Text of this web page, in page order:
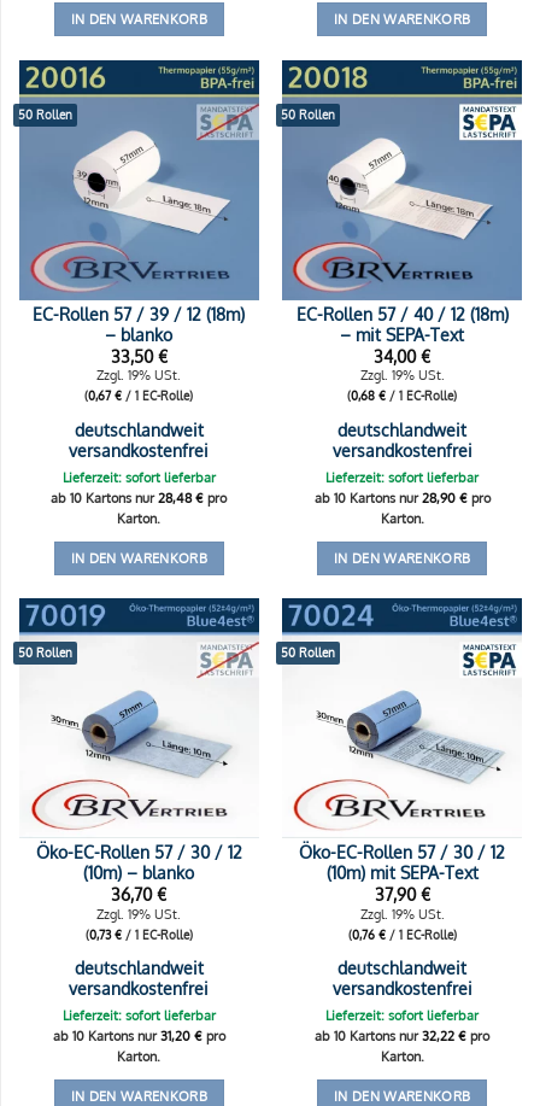
IN DEN WARENKORB IN DEN WARENKORB
50 Rollen
EC-Rollen 57 / 39 / 12 (18m)
– blanko
33,50€
Zzgl. 19% USt.
(0,67€ / 1 EC-Rolle)
deutschlandweit
versandkostenfrei
Lieferzeit: sofort lieferbar
ab 10 Kartons nur28,48€ pro
Karton.
IN DEN WARENKORB
50 Rollen
EC-Rollen 57 / 40 / 12 (18m)
– mit SEPA-Text
34,00€
Zzgl. 19% USt.
(0,68€ / 1 EC-Rolle)
deutschlandweit
versandkostenfrei
Lieferzeit: sofort lieferbar
ab 10 Kartons nur28,90 €pro
Karton.
IN DEN WARENKORB
50 Rollen
Öko-EC-Rollen 57 / 30 / 12
(10m) – blanko
36,70€
Zzgl. 19% USt.
(0,73€/ 1 EC-Rolle)
deutschlandweit
versandkostenfrei
Lieferzeit: sofort lieferbar
ab 10 Kartons nur31,20 €pro
Karton.
IN DEN WARENKORB
50 Rollen
Öko-EC-Rollen 57 / 30 / 12
(10m) mit SEPA-Text
37,90€
Zzgl. 19% USt.
(0,76 €/ 1 EC-Rolle)
deutschlandweit
versandkostenfrei
Lieferzeit: sofort lieferbar
ab 10 Kartons nur32,22€ pro
Karton.
IN DEN WARENKORB